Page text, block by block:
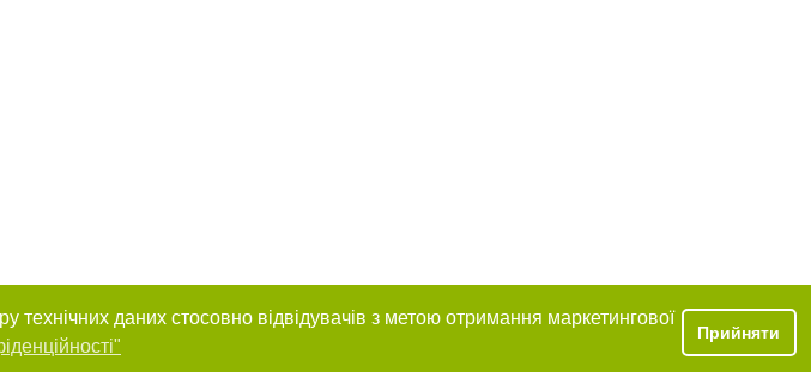
даних стосовно відвідувачів з метою отримання маркетингової
Прийняти